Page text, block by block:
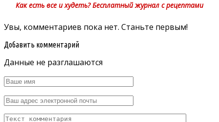
Как есть все и худеть? Бесплатный журнал с рецептами
Увы, комментариев пока нет. Станьте первым!
Добавить комментарий
Данные не разглашаются